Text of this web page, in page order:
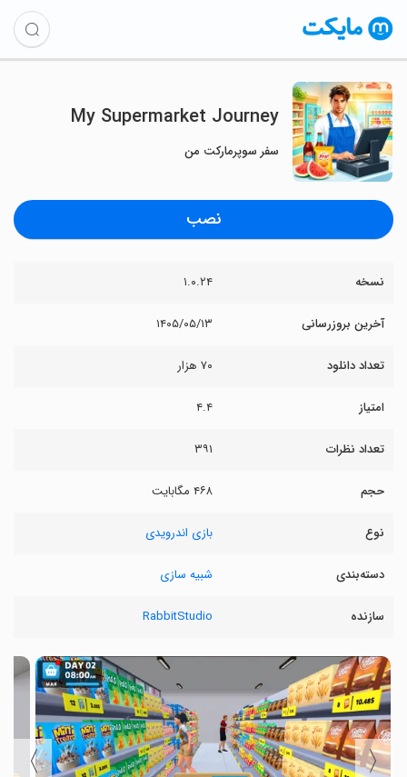
My Supermarket Journey
سفر سوپرمارکت من
نصب
نسخه ۱.۰.۲۴
آخرین بروزرسانی ۱۴۰۵/۰۵/۱۳
تعداد دانلود ۷۰ هزار
امتیاز ۴.۴
تعداد نظرات ۳۹۱
حجم ۴۶۸ مگابایت
نوع بازی اندرویدی
دسته‌بندی شبیه سازی
سازنده RabbitStudio
〈
〉